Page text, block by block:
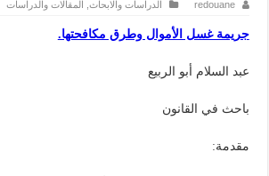
redouane الدراسات والابحاث المقالات والدراسات
جريمة غسل الأموال وطرق مكافحتها.
عبد السلام أبو الربيع
باحث في القانون
مقدمة: